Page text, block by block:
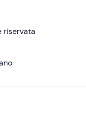
riservata